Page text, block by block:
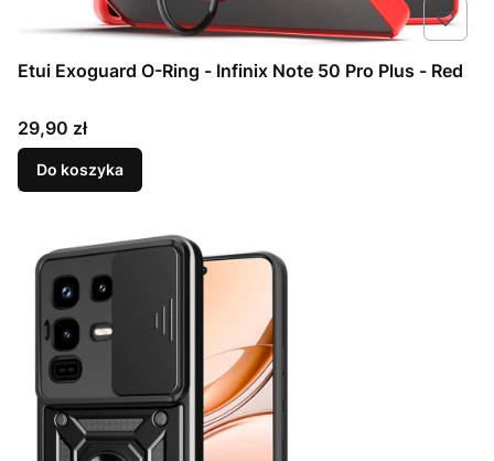
Etui Exoguard O-Ring - Infinix Note 50 Pro Plus - Red
Cena
29,90 zł
Do koszyka